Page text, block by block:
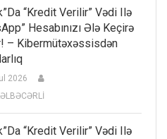
“kredit Verilir” Vədi Ilə
Hesabınızı Ələ Keçirə
– Kibermütəxəssisdən
2026
“kredit Verilir” Vədi Ilə